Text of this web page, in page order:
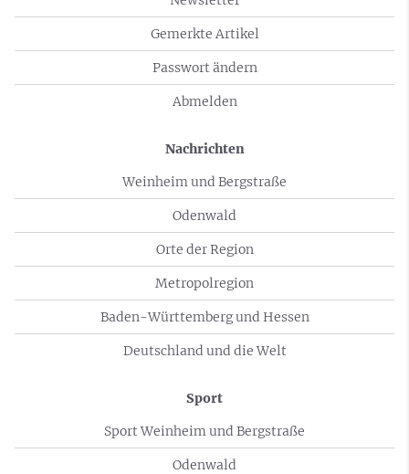
Gemerkte Artikel
Passwort ändern
Abmelden
Nachrichten
Weinheim und Bergstraße
Odenwald
Orte der Region
Metropolregion
Baden-Württemberg und Hessen
Deutschland und die Welt
Sport
Sport Weinheim und Bergstraße
Odenwald